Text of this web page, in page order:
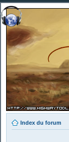
Index du forum